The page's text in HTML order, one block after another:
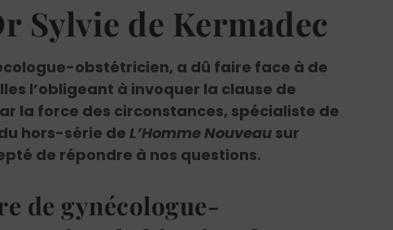
Sylvie de Kermadec
obstétricien, a dû faire face à de
l’obligeant à invoquer la clause de
la force des circonstances, spécialiste de
hors-série deL’Homme Nouveau sur
de répondre à nos questions.
de gynécologue-